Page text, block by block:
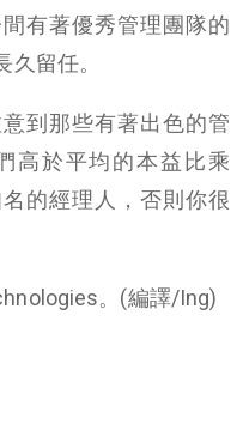
有著優秀管理團隊的
留任。
到那些有著出色的管
高於平均的本益比乘
的經理人，否則你很
。(編譯/Ing)